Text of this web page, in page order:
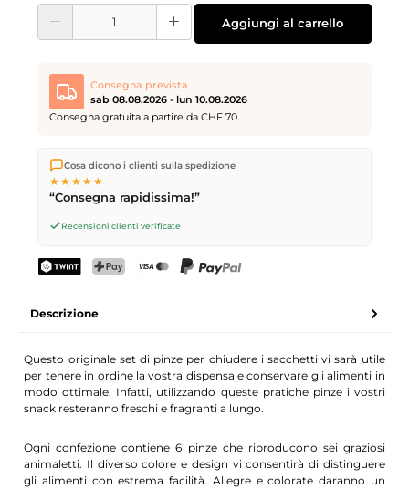
Quantità del prodotto: inserisci la quantità desiderata o usa i pulsanti per
Aggiungi al carrello
Consegna prevista
sab 08.08.2026 - lun 10.08.2026
Consegna gratuita a partire da CHF 70
Spediamo direttamente dal nostro magazzino a Kriens, in
Svizzera.Consegna gratuitaa partire da
effettuati entro le
giorno lavorativo successivo
venerdì, ore 17.
Cosa dicono i clienti sulla spedizione
★★★★★
“Consegna rapidissima!”
Recensioni clienti verificate
Descrizione
Questo originale set di pinze per chiudere i sacchetti vi sarà utile
per tenere in ordine la vostra dispensa e conservare gli alimenti in
modo ottimale. Infatti, utilizzando queste pratiche pinze i vostri
snack resteranno freschi e fragranti a lungo.
Ogni confezione contiene 6 pinze che riproducono sei graziosi
animaletti. Il diverso colore e design vi consentirà di distinguere
gli alimenti con estrema facilità. Allegre e colorate daranno un